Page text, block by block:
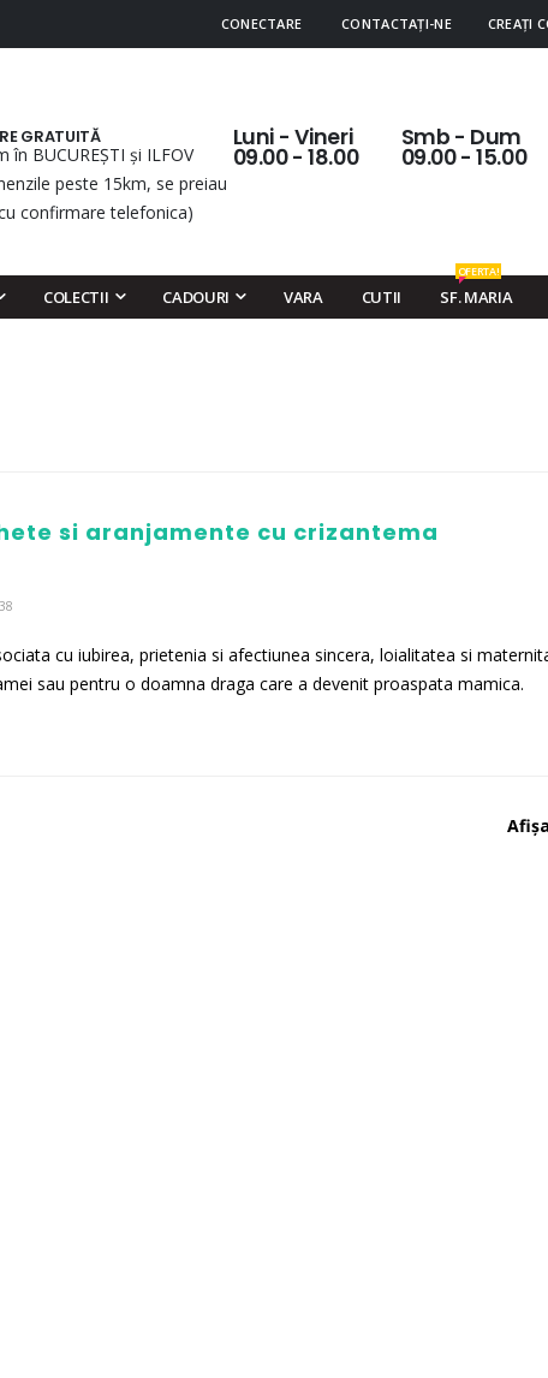
CONECTARE CONTACTAȚI-NE CREAȚI
GRATUITĂ
în BUCUREȘTI și ILFOV
peste 15km, se preiau
confirmare telefonica)
Luni - Vineri
09.00 - 18.00
Smb - Dum
09.00 - 15.00
COLECTII CADOURI VARA CUTII SF. MARIA
OFERTA!
si aranjamente cu crizantema
cu iubirea, prietenia si afectiunea sincera, loialitatea si
sau pentru o doamna draga care a devenit proaspata mamica.